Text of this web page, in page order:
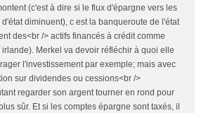
(c'est à dire si le flux d'épargne vers les
diminuent), c est la banqueroute de l'état
des<br /> actifs financés à crédit comme
irlande). Merkel va devoir réfléchir à quoi elle
l'investissement par exemple; mais avec
sur dividendes ou cessions<br />
regarder son argent tourner en rond pour
sûr. Et si les comptes épargne sont taxés, il